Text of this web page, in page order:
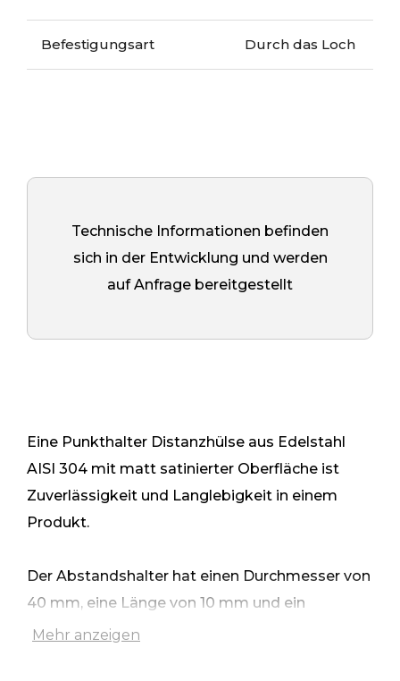
Befestigungsart Durch das Loch
Technische Informationen befinden
sich in der Entwicklung und werden
auf Anfrage bereitgestellt
Eine Punkthalter Distanzhülse aus Edelstahl
AISI 304 mit matt satinierter Oberfläche ist
Zuverlässigkeit und Langlebigkeit in einem
Produkt.
Der Abstandshalter hat einen Durchmesser von
40 mm, eine Länge von 10 mm und ein
durchgehendes M10-Gewinde und ist somit die
Mehr anzeigen